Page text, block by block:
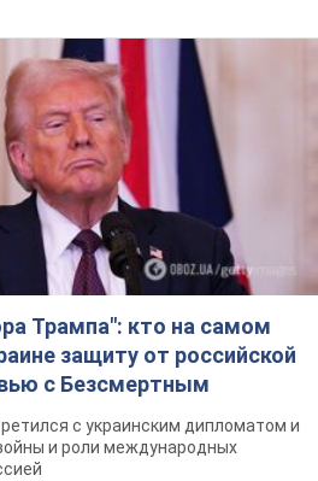
Трампа": кто на самом
защиту от российской
с Безсмертным
с украинским дипломатом и
и роли международных